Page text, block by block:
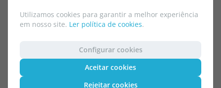
Utilizamos cookies para garantir a melhor experiência
em nosso site. Ler política de cookies.
Configurar cookies
Aceitar cookies
Rejeitar cookies